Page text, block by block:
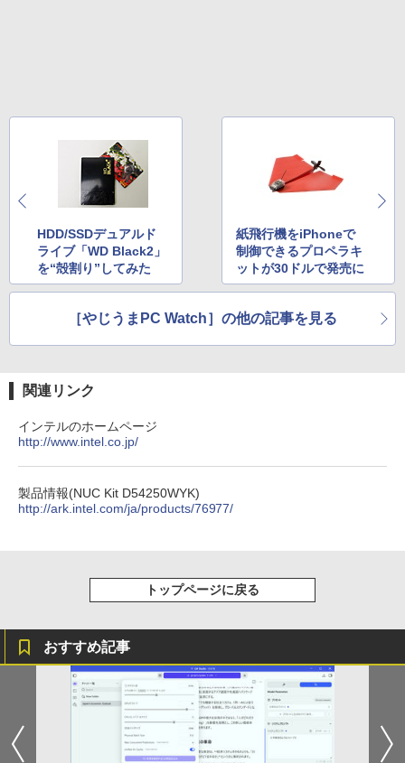
HDD/SSDデュアルド
ライブ「WD Black2」
を“殻割り”してみた
紙飛行機をiPhoneで
制御できるプロペラキ
ットが30ドルで発売に
［やじうまPC Watch］の他の記事を見る
関連リンク
インテルのホームページ
http://www.intel.co.jp/
製品情報(NUC Kit D54250WYK)
http://ark.intel.com/ja/products/76977/
トップページに戻る
おすすめ記事